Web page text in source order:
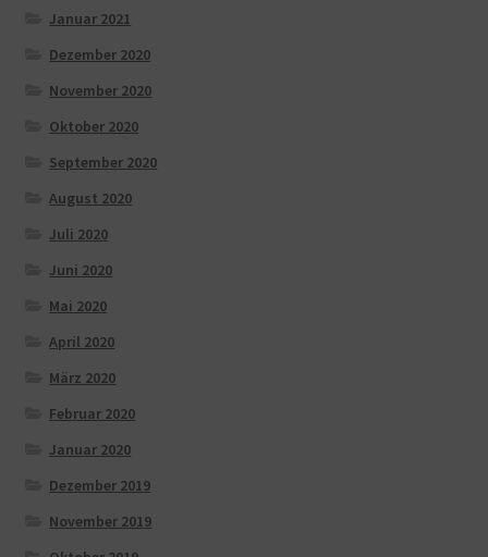
Januar 2021
Dezember 2020
November 2020
Oktober 2020
September 2020
August 2020
Juli 2020
Juni 2020
Mai 2020
April 2020
März 2020
Februar 2020
Januar 2020
Dezember 2019
November 2019